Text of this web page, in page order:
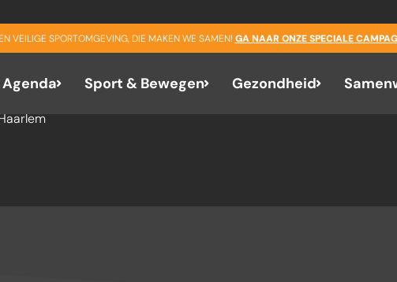
VEILIGE SPORTOMGEVING, DIE MAKEN WE SAMEN! GA NAAR ONZE SPECIALE
Agenda Sport & Bewegen Gezondheid
Mondria